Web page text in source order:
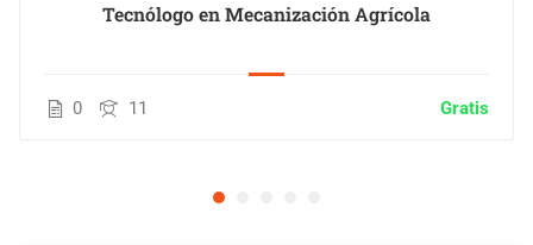
Tecnólogo en Mecanización Agrícola
0 11 Gratis